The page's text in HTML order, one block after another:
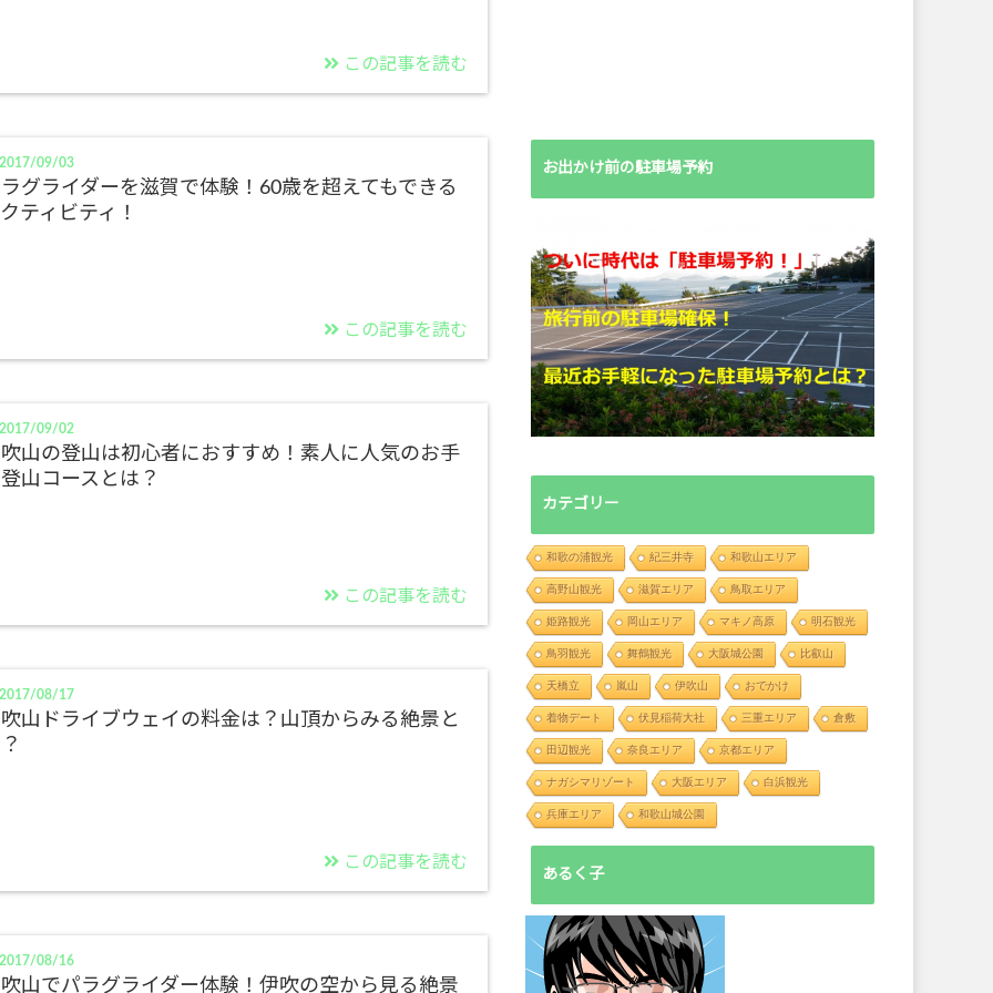
この記事を読む
09/03
グライダーを滋賀で体験！60歳を超えてもできる
ティビティ！
この記事を読む
09/02
山の登山は初心者におすすめ！素人に人気のお手
山コースとは？
この記事を読む
08/17
山ドライブウェイの料金は？山頂からみる絶景と
この記事を読む
08/16
山でパラグライダー体験！伊吹の空から見る絶景
お出かけ前の駐車場予約
カテゴリー
和歌の浦観光 紀三井寺 和歌山エリア
高野山観光 滋賀エリア 鳥取エリア
姫路観光 岡山エリア マキノ高原 明石観光
鳥羽観光 舞鶴観光 大阪城公園 比叡山
天橋立 嵐山 伊吹山 おでかけ
着物デート 伏見稲荷大社 三重エリア 倉敷
田辺観光 奈良エリア 京都エリア
ナガシマリゾート 大阪エリア 白浜観光
兵庫エリア 和歌山城公園
あるく子